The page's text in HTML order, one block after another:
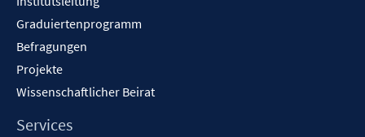
Graduiertenprogramm
Befragungen
Projekte
Wissenschaftlicher Beirat
Services